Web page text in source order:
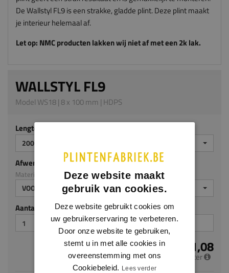
De Wallstyl FL9 is een strakke, gladde plint. Deze plint maakt
je interieur helemaal af.
Let op: NMC producten lakken wij niet af met een 2k lak.
WALLSTYL FL9
Model WS18 | 8 x 100 mm | HDPS
Lengte (mm)
2000
Afwerking
Materiaal: HDPS
VOORGELAKT
Aantal stuks
€ 11,08
per meter
Deze website maakt
gebruik van cookies.
Deze website gebruikt cookies om
uw gebruikerservaring te verbeteren.
Door onze website te gebruiken,
stemt u in met alle cookies in
overeenstemming met ons
Cookiebeleid. Lees verder